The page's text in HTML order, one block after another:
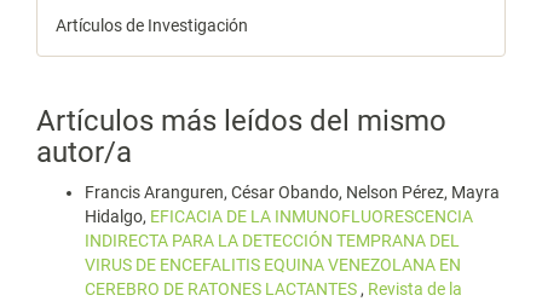
Artículos de Investigación
Artículos más leídos del mismo
autor/a
Francis Aranguren, César Obando, Nelson Pérez, Mayra
Hidalgo, EFICACIA DE LA INMUNOFLUORESCENCIA
INDIRECTA PARA LA DETECCIÓN TEMPRANA DEL
VIRUS DE ENCEFALITIS EQUINA VENEZOLANA EN
CEREBRO DE RATONES LACTANTES, Revista de la